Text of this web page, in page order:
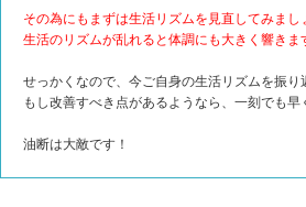
その為にもまずは生活リズムを見直してみまし
生活のリズムが乱れると体調にも大きく響きま
せっかくなので、今ご自身の生活リズムを振り
もし改善すべき点があるようなら、一刻でも早
油断は大敵です！